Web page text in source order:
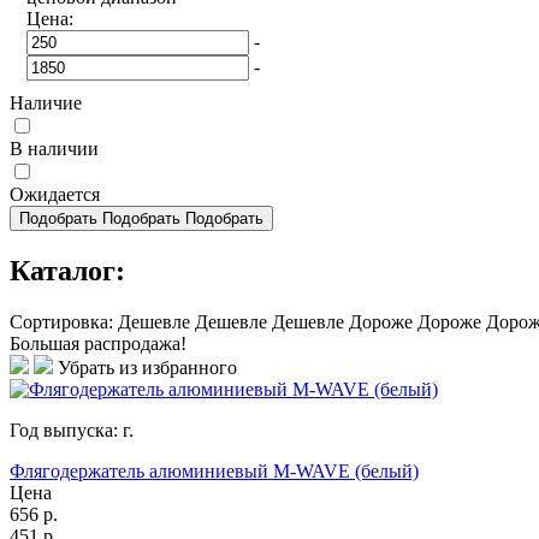
Цена:
-
-
Наличие
В наличии
Ожидается
Подобрать Подобрать Подобрать
Каталог:
Сортировка: Дешевле Дешевле Дешевле Дороже Дороже
Большая распродажа!
Убрать из избранного
Год выпуска: г.
Флягодержатель алюминиевый M-WAVE (белый)
Цена
656 р.